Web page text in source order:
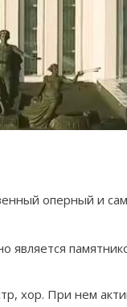
оперный и
хор. При нем